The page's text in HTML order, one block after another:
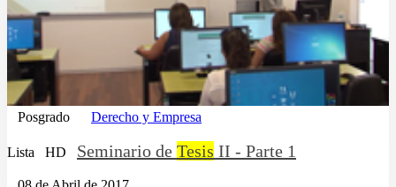
Posgrado Derecho y Empresa
Lista HD Seminario de Tesis II - Parte 1